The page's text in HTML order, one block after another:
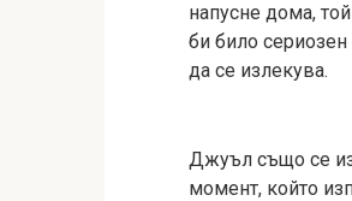
напусне дома,
би било сериозен
да се излекува.
Джуъл също се
момент, който